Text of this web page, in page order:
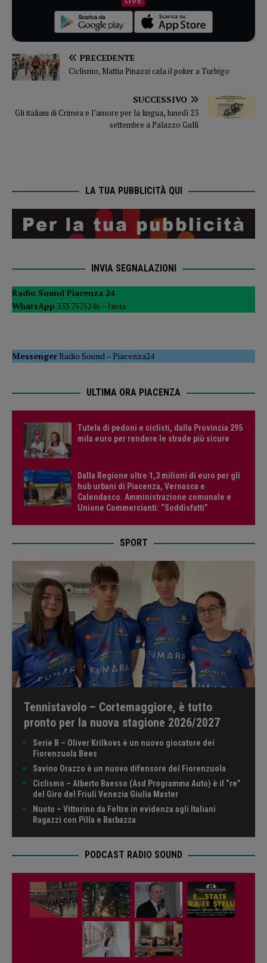
PRECEDENTE
Ciclismo, Mattia Pinazzi cala il poker a Turbigo
SUCCESSIVO
Gli italiani di Crimea e l’amore per la lingua, lunedì 23
settembre a Palazzo Galli
LA TUA PUBBLICITÀ QUI
INVIA SEGNALAZIONI
Radio Sound Piacenza 24
WhatsApp 333 7575246 – Invia
MessengerRadio Sound–Piacenza24
ULTIMA ORA PIACENZA
Tutela di pedoni e ciclisti, dalla Provincia 295
mila euro per rendere le strade più sicure
Dalla Regione oltre 1,3 milioni di euro per gli
hub urbani di Piacenza, Vernasca e
Calendasco. Amministrazione comunale e
Unione Commercianti: “Soddisfatti”
SPORT
Tennistavolo – Cortemaggiore, è tutto
pronto per la nuova stagione 2026/2027
Serie B – Oliver Krilkovs è un nuovo giocatore dei
Fiorenzuola Bees
Savino Orazzo è un nuovo difensore del Fiorenzuola
Ciclismo – Alberto Baesso (Asd Programma Auto) è il “re”
del Giro del Friuli Venezia Giulia Master
Nuoto – Vittorino da Feltre in evidenza agli Italiani
Ragazzi con Pilla e Barbazza
PODCAST RADIO SOUND